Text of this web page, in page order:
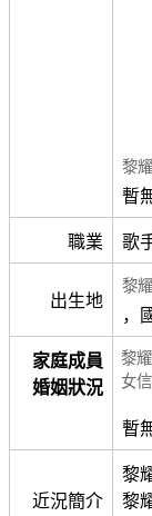
黎
暫
職業 歌
出生地
黎
，
家庭成員
婚姻狀況
黎
女
暫
近況簡介
黎
黎